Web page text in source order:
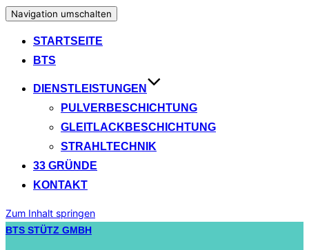
Navigation umschalten
STARTSEITE
BTS
DIENSTLEISTUNGEN
PULVERBESCHICHTUNG
GLEITLACKBESCHICHTUNG
STRAHLTECHNIK
33 GRÜNDE
KONTAKT
Zum Inhalt springen
BTS STÜTZ GMBH